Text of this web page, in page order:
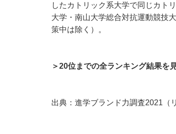
したカトリック系大学で同じカト
大学・南山大学総合対抗運動競技
策中は除く）。
＞20位までの全ランキング結果を
出典： 進学ブランド力調査2021（